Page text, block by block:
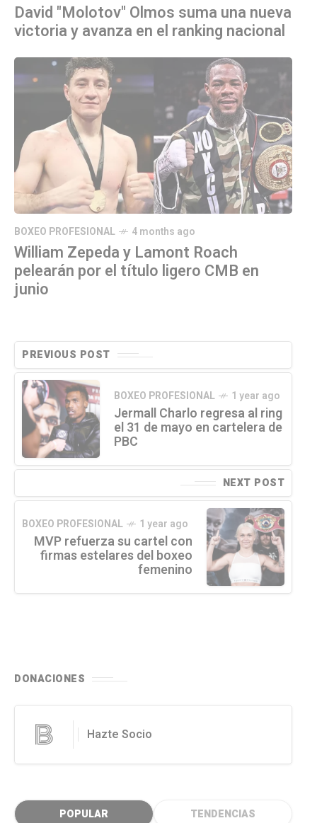
David "Molotov" Olmos suma una nueva
victoria y avanza en el ranking nacional
BOXEO PROFESIONAL 4 months ago
William Zepeda y Lamont Roach
pelearán por el título ligero CMB en
junio
PREVIOUS POST
BOXEO PROFESIONAL 1 year ago
Jermall Charlo regresa al ring
el 31 de mayo en cartelera de
PBC
NEXT POST
BOXEO PROFESIONAL 1 year ago
MVP refuerza su cartel con
firmas estelares del boxeo
femenino
DONACIONES
Hazte Socio
POPULAR TENDENCIAS